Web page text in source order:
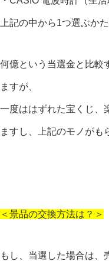
上記の中から1つ選ぶか
何億という当選金と比較
ますが、
一度ははずれた宝くじ、
ますし、上記のモノがも
＜景品の交換方法は？＞
もし、当選した場合は、